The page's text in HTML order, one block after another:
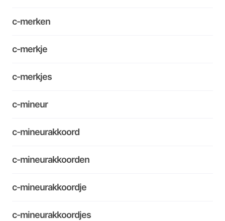
c-merken
c-merkje
c-merkjes
c-mineur
c-mineurakkoord
c-mineurakkoorden
c-mineurakkoordje
c-mineurakkoordjes